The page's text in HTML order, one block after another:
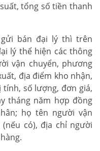
tổng số tiền thanh
bán đại lý thì trên
lý thể hiện các thông
vận chuyển, phương
địa điểm kho nhận,
số lượng, đơn giá,
tháng năm hợp đồng
họ tên người vận
có), địa chỉ người